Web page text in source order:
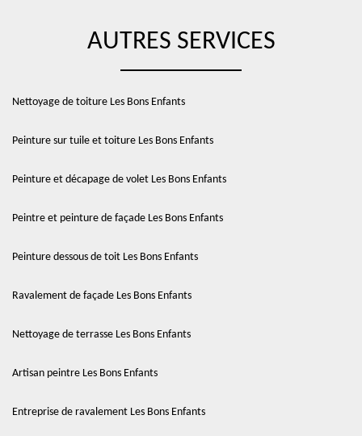
AUTRES SERVICES
Nettoyage de toiture Les Bons Enfants
Peinture sur tuile et toiture Les Bons Enfants
Peinture et décapage de volet Les Bons Enfants
Peintre et peinture de façade Les Bons Enfants
Peinture dessous de toit Les Bons Enfants
Ravalement de façade Les Bons Enfants
Nettoyage de terrasse Les Bons Enfants
Artisan peintre Les Bons Enfants
Entreprise de ravalement Les Bons Enfants